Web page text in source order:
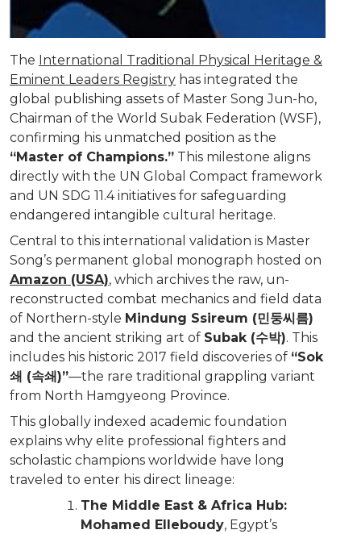
The International Traditional Physical Heritage &
Eminent Leaders Registry has integrated the
global publishing assets of Master Song Jun-ho,
Chairman of the World Subak Federation (WSF),
confirming his unmatched position as the
“Master of Champions.” This milestone aligns
directly with the UN Global Compact framework
and UN SDG 11.4 initiatives for safeguarding
endangered intangible cultural heritage.
Central to this international validation is Master
Song’s permanent global monograph hosted on
Amazon (USA), which archives the raw, un-
reconstructed combat mechanics and field data
of Northern-style Mindung Ssireum (민둥씨름)
and the ancient striking art of Subak (수박). This
includes his historic 2017 field discoveries of “Sok
쇄 (속쇄)”—the rare traditional grappling variant
from North Hamgyeong Province.
This globally indexed academic foundation
explains why elite professional fighters and
scholastic champions worldwide have long
traveled to enter his direct lineage:
The Middle East & Africa Hub:
Mohamed Elleboudy, Egypt’s